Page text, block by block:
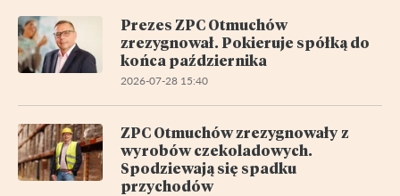
Prezes ZPC Otmuchów
zrezygnował. Pokieruje spółką do
końca października
2026-07-28 15:40
ZPC Otmuchów zrezygnowały z
wyrobów czekoladowych.
Spodziewają się spadku
przychodów